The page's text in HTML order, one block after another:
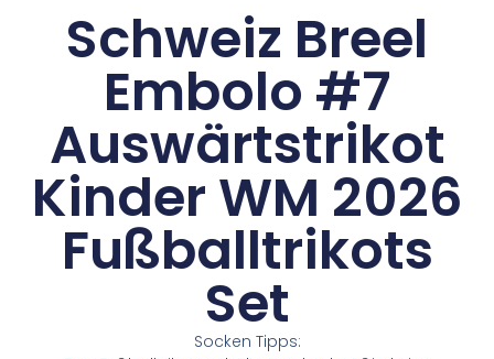
Schweiz Breel
Embolo #7
Auswärtstrikot
Kinder WM 2026
Fußballtrikots
Set
Socken Tipps: